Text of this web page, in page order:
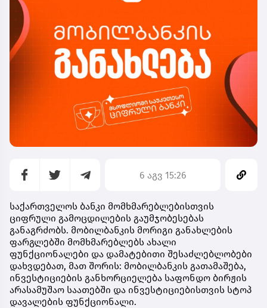
6 აგვ 15:26
საქართველოს ბანკი მომხმარებლებისთვის
ციფრული გამოცდილების გაუმჯობესებას
განაგრძობს. მობილბანკის მორიგი განახლების
ფარგლებში მომხმარებლებს ახალი
ფუნქციონალები და დამატებითი შესაძლებლობები
დახვდებათ, მათ შორის: მობილბანკის გათამაშება,
ინვესტიციების განხორციელება საფონდო ბირჟის
არასამუშაო საათებში და ინვესტიციებისთვის სტოპ
დავალების ფუნქციონალი.